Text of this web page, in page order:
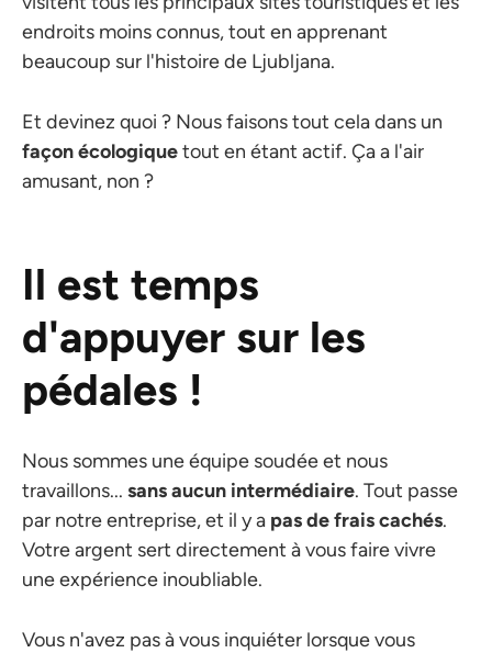
endroits moins connus, tout en apprenant
beaucoup sur l'histoire de Ljubljana.
Et devinez quoi ? Nous faisons tout cela dans un
façon écologiquetout en étant actif. Ça a l'air
amusant, non ?
Il est temps
d'appuyer sur les
pédales !
Nous sommes une équipe soudée et nous
travaillons... sans aucun intermédiaire. Tout passe
par notre entreprise, et il y a pas de frais cachés.
Votre argent sert directement à vous faire vivre
une expérience inoubliable.
Vous n'avez pas à vous inquiéter lorsque vous